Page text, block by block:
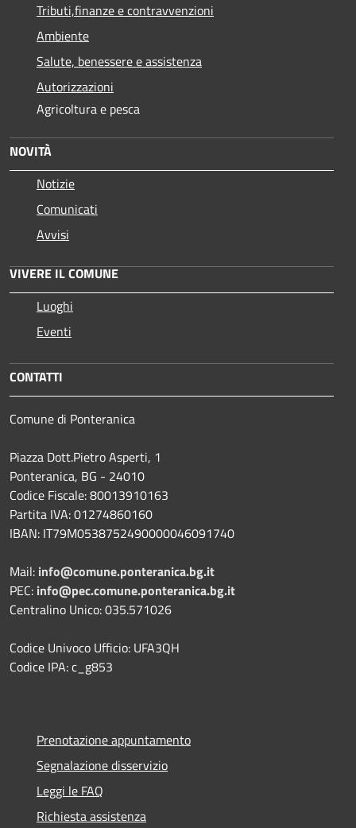
Tributi,finanze e contravvenzioni
Ambiente
Salute, benessere e assistenza
Autorizzazioni
Agricoltura e pesca
NOVITÀ
Notizie
Comunicati
Avvisi
VIVERE IL COMUNE
Luoghi
Eventi
CONTATTI
Comune di Ponteranica
Piazza Dott.Pietro Asperti, 1
Ponteranica, BG - 24010
Codice Fiscale: 80013910163
Partita IVA: 01274860160
IBAN: IT79M0538752490000046091740
Mail: info@comune.ponteranica.bg.it
PEC: info@pec.comune.ponteranica.bg.it
Centralino Unico: 035.571026
Codice Univoco Ufficio: UFA3QH
Codice IPA: c_g853
Prenotazione appuntamento
Segnalazione disservizio
Leggi le FAQ
Richiesta assistenza